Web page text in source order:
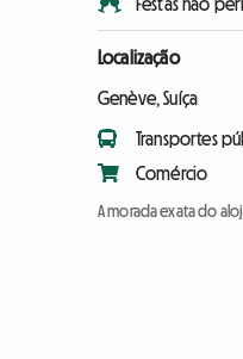
Festas não
Localização
Genève, Suíça
Transportes
Comércio
A morada exata do